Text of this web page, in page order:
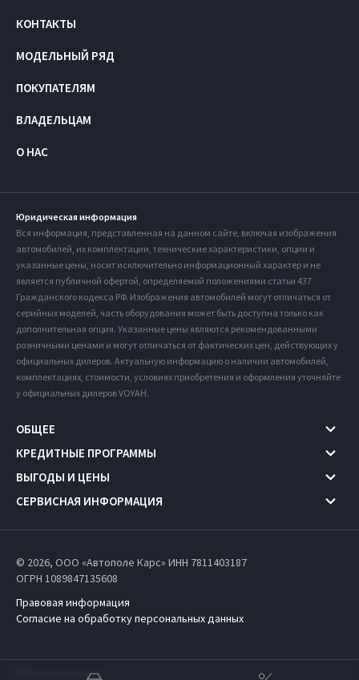
КОНТАКТЫ
МОДЕЛЬНЫЙ РЯД
ПОКУПАТЕЛЯМ
ВЛАДЕЛЬЦАМ
О НАС
Юридическая информация
Вся информация, представленная на данном сайте, включая изображения
автомобилей, их комплектации, технические характеристики, опции и
указанные цены, носит исключительно информационный характер и не
является публичной офертой, определяемой положениями статьи 437
Гражданского кодекса РФ. Изображения автомобилей могут отличаться от
серийных моделей, часть оборудования может быть доступна только как
дополнительная опция. Указанные цены являются рекомендованными
розничными ценами и могут отличаться от фактических цен, действующих у
официальных дилеров. Актуальную информацию о наличии автомобилей,
комплектациях, стоимости, условиях приобретения и оформления уточняйте
у официальных дилеров VOYAH.
ОБЩЕЕ
КРЕДИТНЫЕ ПРОГРАММЫ
ВЫГОДЫ И ЦЕНЫ
СЕРВИСНАЯ ИНФОРМАЦИЯ
© 2026, ООО «Автополе Карс» ИНН 7811403187
ОГРН 1089847135608
Правовая информация
Согласие на обработку персональных данных
Работает на технологиях